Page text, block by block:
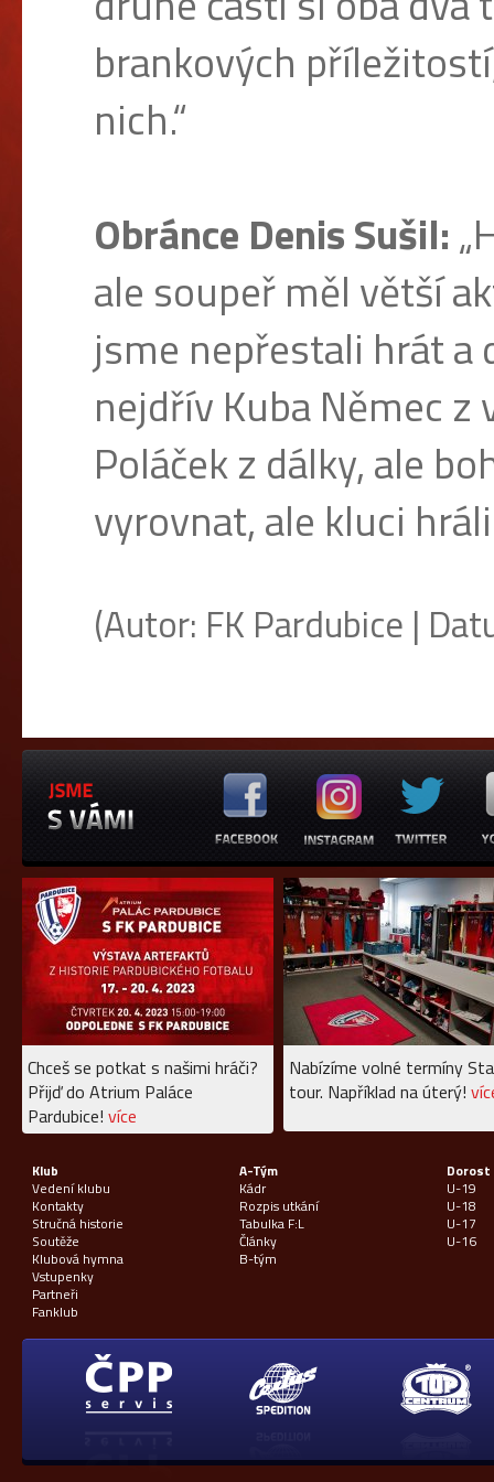
brankových
nich.“
Obránce Denis Sušil:
ale soupeř měl větší
jsme nepřestali hrát a
nejdřív Kuba Němec z
Poláček z dálky, ale
vyrovnat, ale kluci
(Autor: FK Pardubice |
Chceš se potkat s našimi hráči?
Přijď do Atrium Paláce
Pardubice! více
Nabízíme volné termíny
tour. Například na úterý!
Klub
Vedení klubu
Kontakty
Stručná historie
Soutěže
Klubová hymna
Vstupenky
Partneři
Fanklub
A-Tým
Kádr
Rozpis utkání
Tabulka F:L
Články
B-tým
Dorost
U-19
U-18
U-17
U-16